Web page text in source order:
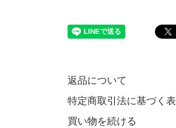
返品について
特定商取引法に基づく
買い物を続ける